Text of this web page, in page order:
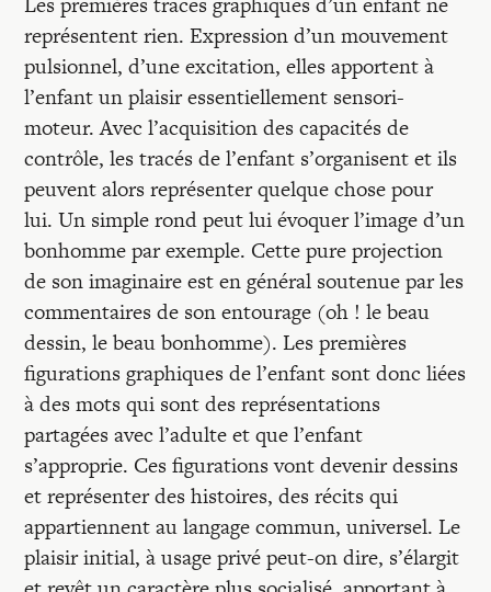
représentent rien. Expression d’un mouvement
pulsionnel, d’une excitation, elles apportent à
l’enfant un plaisir essentiellement sensori-
moteur. Avec l’acquisition des capacités de
contrôle, les tracés de l’enfant s’organisent et ils
peuvent alors représenter quelque chose pour
lui. Un simple rond peut lui évoquer l’image d’un
bonhomme par exemple. Cette pure projection
de son imaginaire est en général soutenue par les
commentaires de son entourage (oh ! le beau
dessin, le beau bonhomme). Les premières
figurations graphiques de l’enfant sont donc liées
à des mots qui sont des représentations
partagées avec l’adulte et que l’enfant
s’approprie. Ces figurations vont devenir dessins
et représenter des histoires, des récits qui
appartiennent au langage commun, universel. Le
plaisir initial, à usage privé peut-on dire, s’élargit